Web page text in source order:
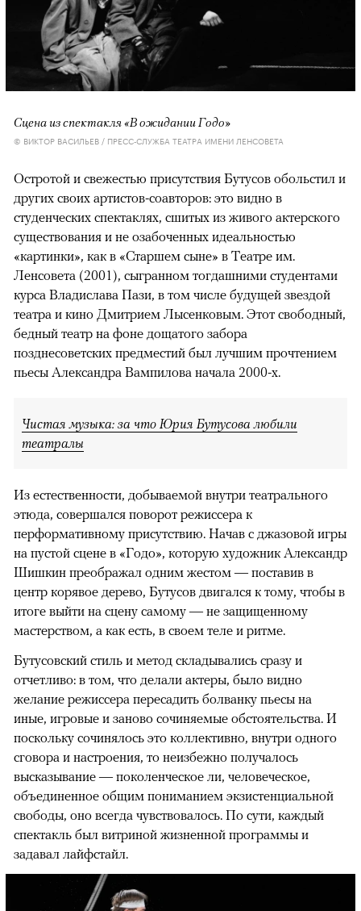
Сцена из спектакля «В ожидании Годо»
© ВИКТОР ВАСИЛЬЕВ / ПРЕСС-СЛУЖБА ТЕАТРА ИМЕНИ ЛЕНСОВЕТА
Остротой и свежестью присутствия Бутусов обольстил и
других своих артистов-соавторов: это видно в
студенческих спектаклях, сшитых из живого актерского
существования и не озабоченных идеальностью
«картинки», как в «Старшем сыне» в Театре им.
Ленсовета (2001), сыгранном тогдашними студентами
курса Владислава Пази, в том числе будущей звездой
театра и кино Дмитрием Лысенковым. Этот свободный,
бедный театр на фоне дощатого забора
позднесоветских предместий был лучшим прочтением
пьесы Александра Вампилова начала 2000-х.
Чистая музыка: за что Юрия Бутусова любили
театралы
Из естественности, добываемой внутри театрального
этюда, совершался поворот режиссера к
перформативному присутствию. Начав с джазовой игры
на пустой сцене в «Годо», которую художник Александр
Шишкин преображал одним жестом — поставив в
центр корявое дерево, Бутусов двигался к тому, чтобы в
итоге выйти на сцену самому — не защищенному
мастерством, а как есть, в своем теле и ритме.
Бутусовский стиль и метод складывались сразу и
отчетливо: в том, что делали актеры, было видно
желание режиссера пересадить болванку пьесы на
иные, игровые и заново сочиняемые обстоятельства. И
поскольку сочинялось это коллективно, внутри одного
сговора и настроения, то неизбежно получалось
высказывание — поколенческое ли, человеческое,
объединенное общим пониманием экзистенциальной
свободы, оно всегда чувствовалось. По сути, каждый
спектакль был витриной жизненной программы и
задавал лайфстайл.